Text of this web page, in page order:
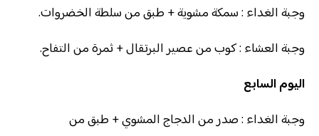
وجبة الغداء : سمكة مشوية + طبق من سلطة الخضروات.
وجبة العشاء : كوب من عصير البرتقال + ثمرة من التفاح.
اليوم السابع
وجبة الغداء : صدر من الدجاج المشوي + طبق من